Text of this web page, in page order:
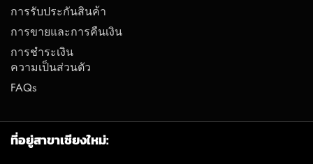
การรับประกันสินค้า
การขายและการคืนเงิน
การชำระเงิน
ความเป็นส่วนตัว
FAQs
ที่อยู่สาขาเชียงใหม่: